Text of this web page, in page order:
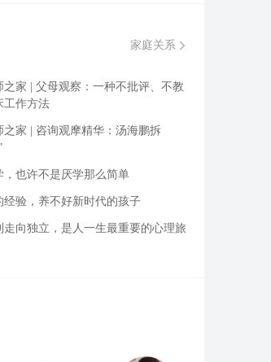
家庭关系
之家 | 父母观察：一种不批评、不教
工作方法
之家 | 咨询观摩精华：汤海鹏拆
，也许不是厌学那么简单
经验，养不好新时代的孩子
走向独立，是人一生最重要的心理旅